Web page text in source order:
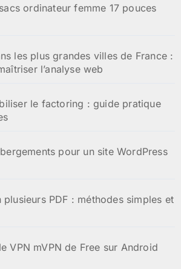
ordinateur femme 17 pouces
les plus grandes villes de France :
l’analyse web
le factoring : guide pratique
pour un site WordPress
plusieurs PDF : méthodes simples et
VPN mVPN de Free sur Android